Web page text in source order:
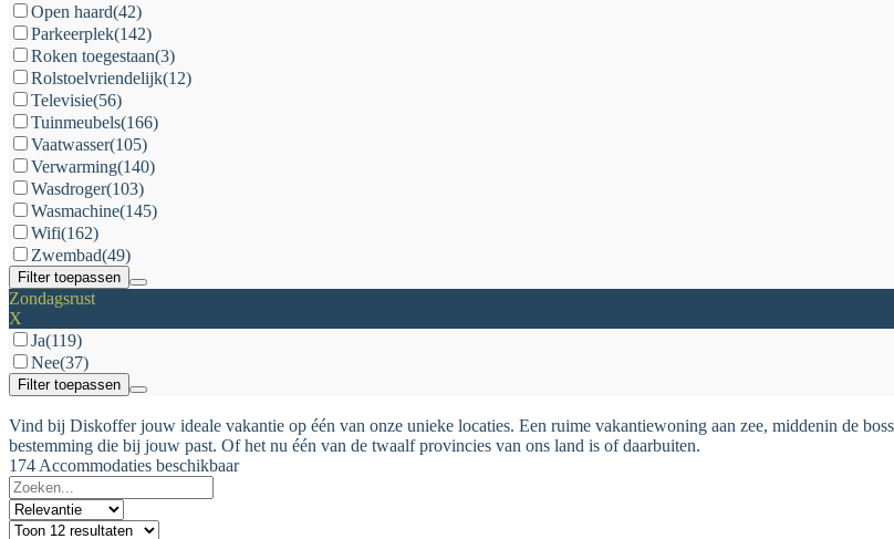
Open haard(42)
Parkeerplek(142)
Roken toegestaan(3)
Rolstoelvriendelijk(12)
Televisie(56)
Tuinmeubels(166)
Vaatwasser(105)
Verwarming(140)
Wasdroger(103)
Wasmachine(145)
Wifi(162)
Zwembad(49)
Filter toepassen
Zondagsrust
X
Ja(119)
Nee(37)
Filter toepassen
Vind bij Diskoffer jouw ideale vakantie op één van onze unieke locaties. Een ruime vakantiewoning aan zee, middenin de
bestemming die bij jouw past. Of het nu één van de twaalf provincies van ons land is of daarbuiten.
174 Accommodaties beschikbaar